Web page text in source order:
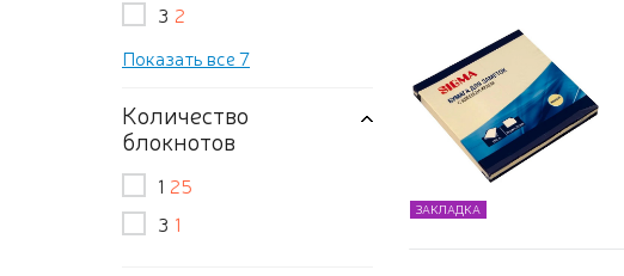
3 2
Показать все 7
Количество
блокнотов
1 25
3 1
ЗАКЛАДКА